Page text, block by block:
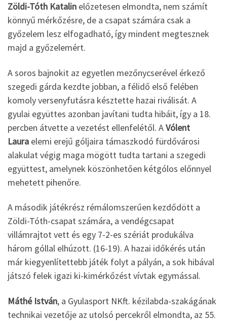
Zöldi-Tóth Katalin előzetesen elmondta, nem számít
könnyű mérkőzésre, de a csapat számára csak a
győzelem lesz elfogadható, így mindent megtesznek
majd a győzelemért.
A soros bajnokit az egyetlen mezőnycserével érkező
szegedi gárda kezdte jobban, a félidő első felében
komoly versenyfutásra késztette hazai riválisát. A
gyulai együttes azonban javítani tudta hibáit, így a 18.
percben átvette a vezetést ellenfelétől. AVólent
Laura elemi erejű góljaira támaszkodó fürdővárosi
alakulat végig maga mögött tudta tartani a szegedi
együttest, amelynek köszönhetően kétgólos előnnyel
mehetett pihenőre.
A második játékrész rémálomszerűen kezdődött a
Zöldi-Tóth-csapat számára, a vendégcsapat
villámrajtot vett és egy 7-2-es szériát produkálva
három góllal elhúzott. (16-19). A hazai időkérés után
már kiegyenlítettebb játék folyt a pályán, a sok hibával
játszó felek igazi ki-kimérkőzést vívtak egymással.
Máthé István, a Gyulasport NKft. kézilabda-szakágának
technikai vezetője az utolsó percekről elmondta, az 55.